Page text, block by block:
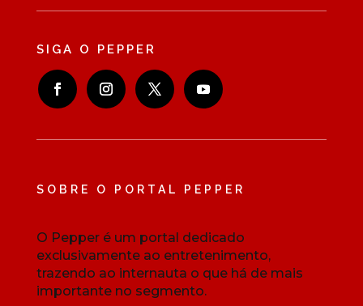
SIGA O PEPPER
SOBRE O PORTAL PEPPER
O Pepper é um portal dedicado
exclusivamente ao entretenimento,
trazendo ao internauta o que há de mais
importante no segmento.